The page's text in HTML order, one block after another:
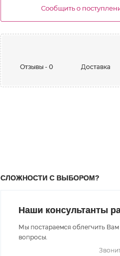
Сообщить о
Отзывы - 0 Доставка
СЛОЖНОСТИ С ВЫБОРОМ?
Наши консультанты
Мы постараемся облегчить
вопросы.